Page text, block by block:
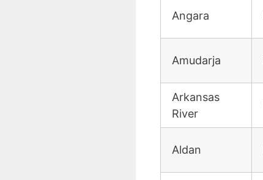
Angara
Amudarja
Arkansas
River
Aldan